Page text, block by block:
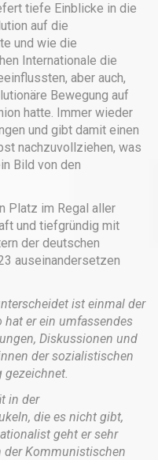
tiefe Einblicke in die
auf die
und wie die
Internationale die
aber auch,
Bewegung auf
hatte. Immer wieder
und gibt damit einen
nachzuvollziehen, was
Bild von den
Platz im Regal aller
und tiefgründig mit
der deutschen
auseinandersetzen
ist einmal der
er ein umfassendes
Diskussionen und
der sozialistischen
in der
die es nicht gibt,
geht er sehr
Kommunistischen